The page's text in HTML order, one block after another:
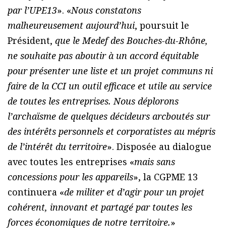
par l’UPE13». «Nous constatons
malheureusement aujourd’hui, poursuit le
Président, que le Medef des Bouches-du-Rhône,
ne souhaite pas aboutir à un accord équitable
pour présenter une liste et un projet communs ni
faire de la CCI un outil efficace et utile au service
de toutes les entreprises. Nous déplorons
l’archaïsme de quelques décideurs arcboutés sur
des intérêts personnels et corporatistes au mépris
de l’intérêt du territoire». Disposée au dialogue
avec toutes les entreprises «mais sans
concessions pour les appareils», la CGPME 13
continuera «de militer et d’agir pour un projet
cohérent, innovant et partagé par toutes les
forces économiques de notre territoire.»